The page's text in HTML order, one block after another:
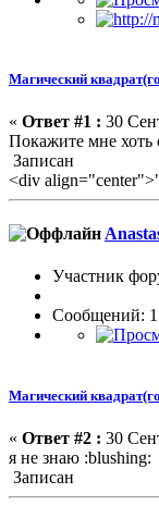
Магический
« Ответ #1 : 30
Покажите мне хоть
Записан
<div
Участник
Сообщений:
Магический
« Ответ #2 : 30
я не знаю :blushing:
Записан